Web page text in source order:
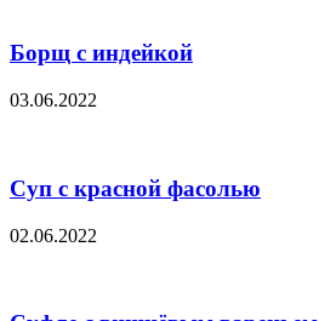
Борщ с индейкой
03.06.2022
Суп с красной фасолью
02.06.2022